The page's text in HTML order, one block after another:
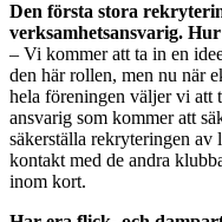
Den första stora
verksamhetsansvarig.
– Vi kommer att ta in en
den här rollen, men nu när
hela föreningen väljer vi att
ansvarig som kommer att
säkerställa rekryteringen av
kontakt med de andra
inom kort.